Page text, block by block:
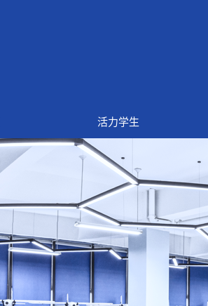
活力学生